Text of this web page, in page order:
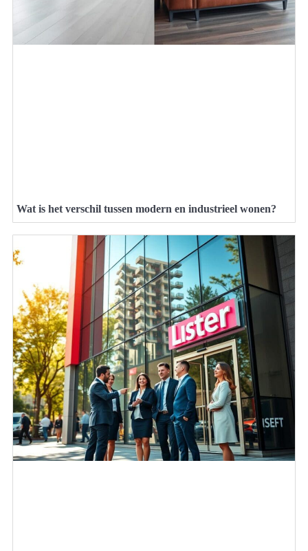
Wat is het verschil tussen modern en industrieel wonen?